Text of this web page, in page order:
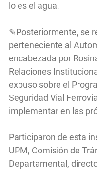
lo es el agua.
✎Posteriormente, se
perteneciente al
encabezada por
Relaciones
expuso sobre el
Seguridad Vial
implementar en las
Participaron de esta
UPM, Comisión de
Departamental,